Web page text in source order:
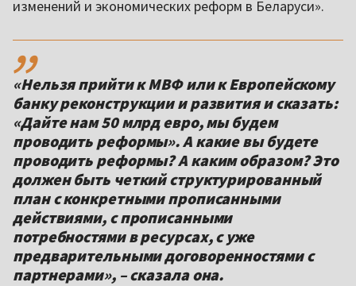
изменений и экономических реформ в Беларуси».
,,
«Нельзя прийти к МВФ или к Европейскому
банку реконструкции и развития и сказать:
«Дайте нам 50 млрд евро, мы будем
проводить реформы». А какие вы будете
проводить реформы? А каким образом? Это
должен быть четкий структурированный
план с конкретными прописанными
действиями, с прописанными
потребностями в ресурсах, с уже
предварительными договоренностями с
партнерами», – сказала она.